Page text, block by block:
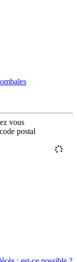
vous
postal